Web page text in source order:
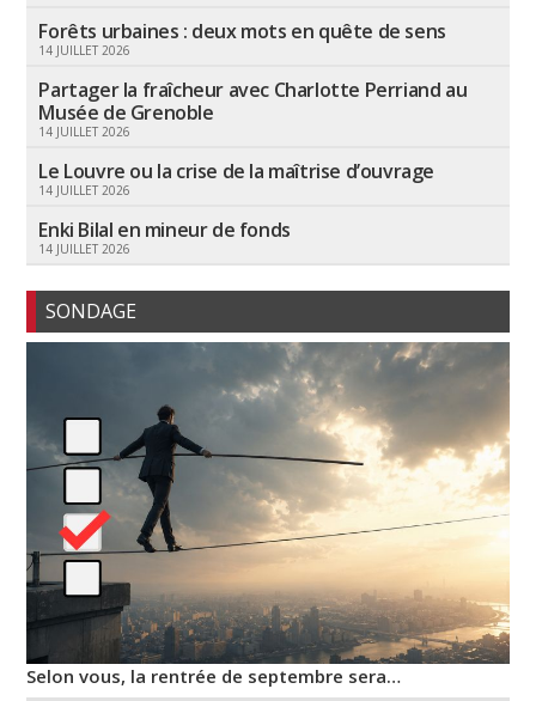
Forêts urbaines : deux mots en quête de sens
14 JUILLET 2026
Partager la fraîcheur avec Charlotte Perriand au
Musée de Grenoble
14 JUILLET 2026
Le Louvre ou la crise de la maîtrise d’ouvrage
14 JUILLET 2026
Enki Bilal en mineur de fonds
14 JUILLET 2026
SONDAGE
Selon vous, la rentrée de septembre sera…